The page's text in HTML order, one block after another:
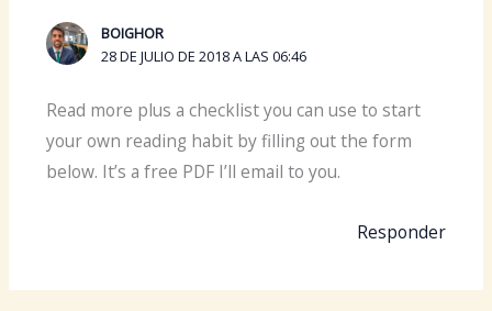
BOIGHOR
28 DE JULIO DE 2018 A LAS 06:46
Read more plus a checklist you can use to start
your own reading habit by filling out the form
below. It’s a free PDF I’ll email to you.
Responder